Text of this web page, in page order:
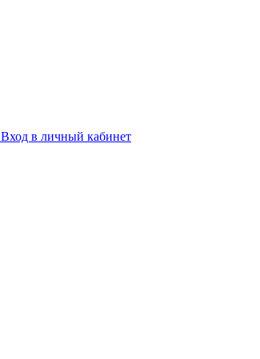
Вход в личный кабинет